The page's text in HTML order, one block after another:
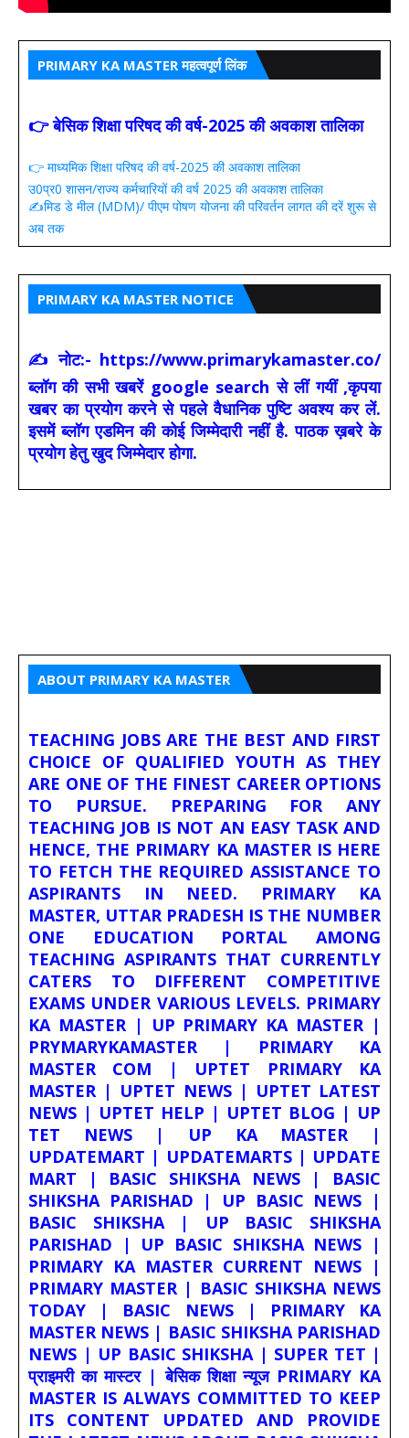
PRIMARY KA MASTER महत्वपूर्ण लिंक
👉 बेसिक शिक्षा परिषद की वर्ष-2025 की अवकाश तालिका
👉 माध्यमिक शिक्षा परिषद की वर्ष-2025 की अवकाश तालिका
उ0प्र0 शासन/राज्य कर्मचारियों की वर्ष 2025 की अवकाश तालिका
✍️मिड डे मील (MDM)/ पीएम पोषण योजना की परिवर्तन लागत की दरें शुरू से
अब तक
PRIMARY KA MASTER NOTICE
✍ नोट:- https://www.primarykamaster.co/
ब्लॉग की सभी खबरें google search से लीं गयीं ,कृपया
खबर का प्रयोग करने से पहले वैधानिक पुष्टि अवश्य कर लें.
इसमें ब्लॉग एडमिन की कोई जिम्मेदारी नहीं है. पाठक ख़बरे के
प्रयोग हेतु खुद जिम्मेदार होगा.
ABOUT PRIMARY KA MASTER
TEACHING JOBS ARE THE BEST AND FIRST
CHOICE OF QUALIFIED YOUTH AS THEY
ARE ONE OF THE FINEST CAREER OPTIONS
TO PURSUE. PREPARING FOR ANY
TEACHING JOB IS NOT AN EASY TASK AND
HENCE, THE PRIMARY KA MASTER IS HERE
TO FETCH THE REQUIRED ASSISTANCE TO
ASPIRANTS IN NEED. PRIMARY KA
MASTER, UTTAR PRADESH IS THE NUMBER
ONE EDUCATION PORTAL AMONG
TEACHING ASPIRANTS THAT CURRENTLY
CATERS TO DIFFERENT COMPETITIVE
EXAMS UNDER VARIOUS LEVELS. PRIMARY
KA MASTER | UP PRIMARY KA MASTER |
PRYMARYKAMASTER | PRIMARY KA
MASTER COM | UPTET PRIMARY KA
MASTER | UPTET NEWS | UPTET LATEST
NEWS | UPTET HELP | UPTET BLOG | UP
TET NEWS | UP KA MASTER |
UPDATEMART | UPDATEMARTS | UPDATE
MART | BASIC SHIKSHA NEWS | BASIC
SHIKSHA PARISHAD | UP BASIC NEWS |
BASIC SHIKSHA | UP BASIC SHIKSHA
PARISHAD | UP BASIC SHIKSHA NEWS |
PRIMARY KA MASTER CURRENT NEWS |
PRIMARY MASTER | BASIC SHIKSHA NEWS
TODAY | BASIC NEWS | PRIMARY KA
MASTER NEWS | BASIC SHIKSHA PARISHAD
NEWS | UP BASIC SHIKSHA | SUPER TET |
प्राइमरी का मास्टर | बेसिक शिक्षा न्यूज PRIMARY KA
MASTER IS ALWAYS COMMITTED TO KEEP
ITS CONTENT UPDATED AND PROVIDE